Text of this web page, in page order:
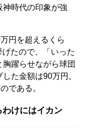
時代の印象が強
円を超えるくら
たので、「いった
躍らせながら球団
た金額は90万円。
である。
けにはイカン